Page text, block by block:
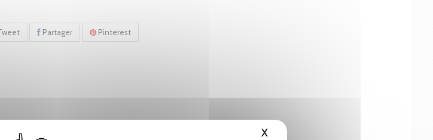
X Masquer le bandeau des cookies
Partager Pinterest